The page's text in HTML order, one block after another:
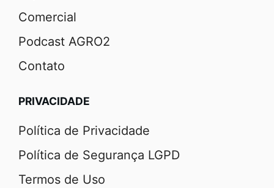
Comercial
Podcast AGRO2
Contato
PRIVACIDADE
Política de Privacidade
Política de Segurança LGPD
Termos de Uso